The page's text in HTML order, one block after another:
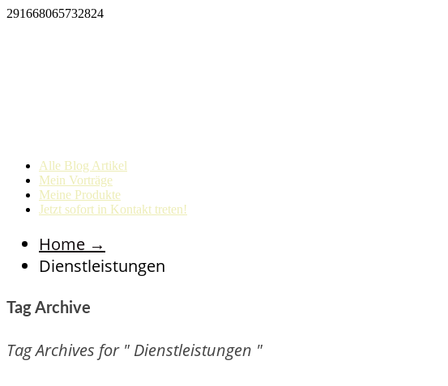
291668065732824
Alle Blog Artikel
Mein Vorträge
Meine Produkte
Jetzt sofort in Kontakt treten!
Home →
Dienstleistungen
Tag Archive
Tag Archives for " Dienstleistungen "